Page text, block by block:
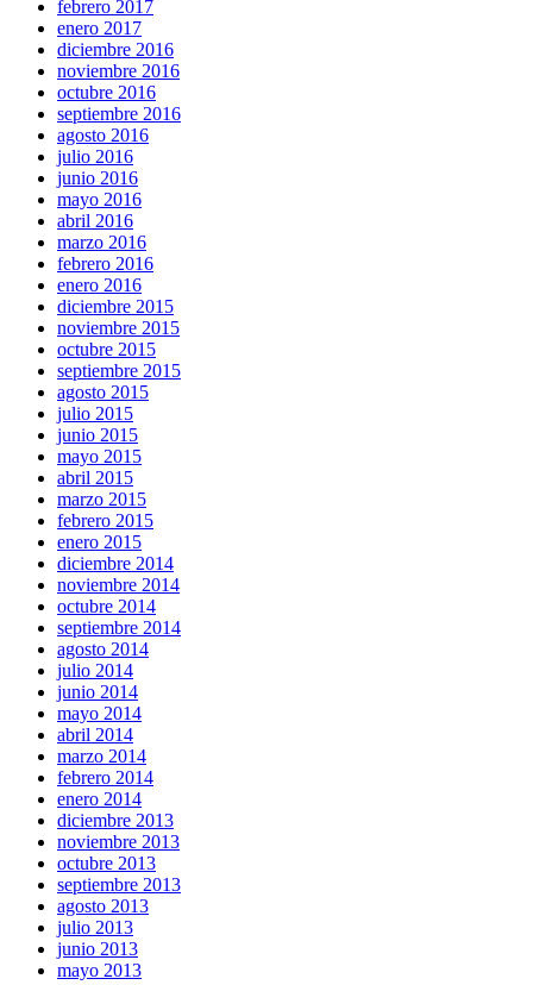
febrero 2017
enero 2017
diciembre 2016
noviembre 2016
octubre 2016
septiembre 2016
agosto 2016
julio 2016
junio 2016
mayo 2016
abril 2016
marzo 2016
febrero 2016
enero 2016
diciembre 2015
noviembre 2015
octubre 2015
septiembre 2015
agosto 2015
julio 2015
junio 2015
mayo 2015
abril 2015
marzo 2015
febrero 2015
enero 2015
diciembre 2014
noviembre 2014
octubre 2014
septiembre 2014
agosto 2014
julio 2014
junio 2014
mayo 2014
abril 2014
marzo 2014
febrero 2014
enero 2014
diciembre 2013
noviembre 2013
octubre 2013
septiembre 2013
agosto 2013
julio 2013
junio 2013
mayo 2013